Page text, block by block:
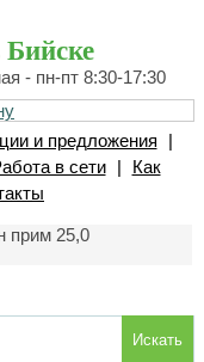
- пн-пт 8:30-17:30
и предложения
|
в сети |
Как
прим 25,0
Искать